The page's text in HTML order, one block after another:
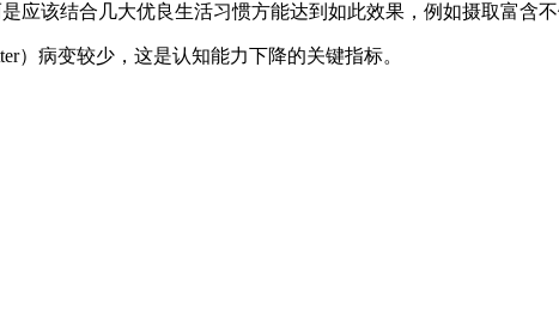
应该结合几大优良生活习惯方能达到如此效果，例如摄取富含
）病变较少，这是认知能力下降的关键指标。